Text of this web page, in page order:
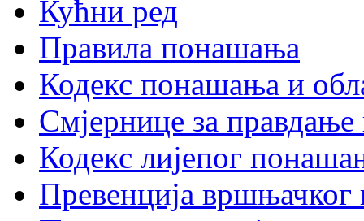
Кућни ред
Правила понашања
Кодекс понашања и
Смјернице за правдање
Кодекс лијепог
Превенција вршњачког